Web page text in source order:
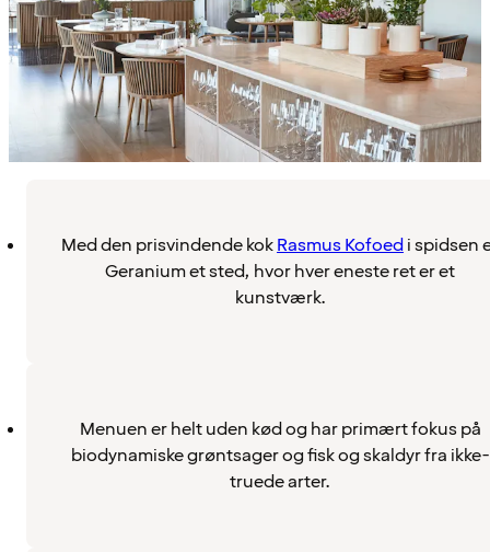
Med den prisvindende kokRasmus Kofoedi spidsen
Geranium et sted, hvor hver eneste ret er et
kunstværk.
Menuen er helt uden kød og har primært fokus på
biodynamiske grøntsager og fisk og skaldyr fra ikke-
truede arter.